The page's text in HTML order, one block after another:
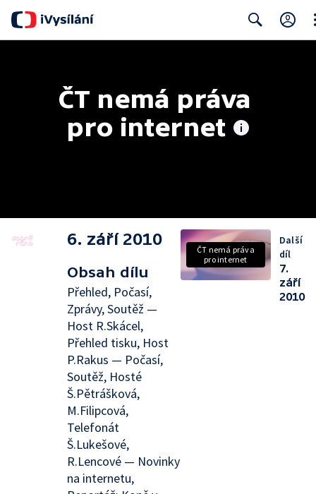
ČT nemá práva
pro internet
6. září 2010
Obsah dílu
Přehled, Počasí,
Zprávy, Soutěž —
Host R.Skácel,
Přehled tisku, Host
P.Rakus — Počasí,
Soutěž, Hosté
Š.Pětrášková,
M.Filipcová,
Telefonát
Š.Lukešové,
R.Lencové — Novinky
na internetu,
ČT nemá práva
pro internet
Další
díl
7.
září
2010